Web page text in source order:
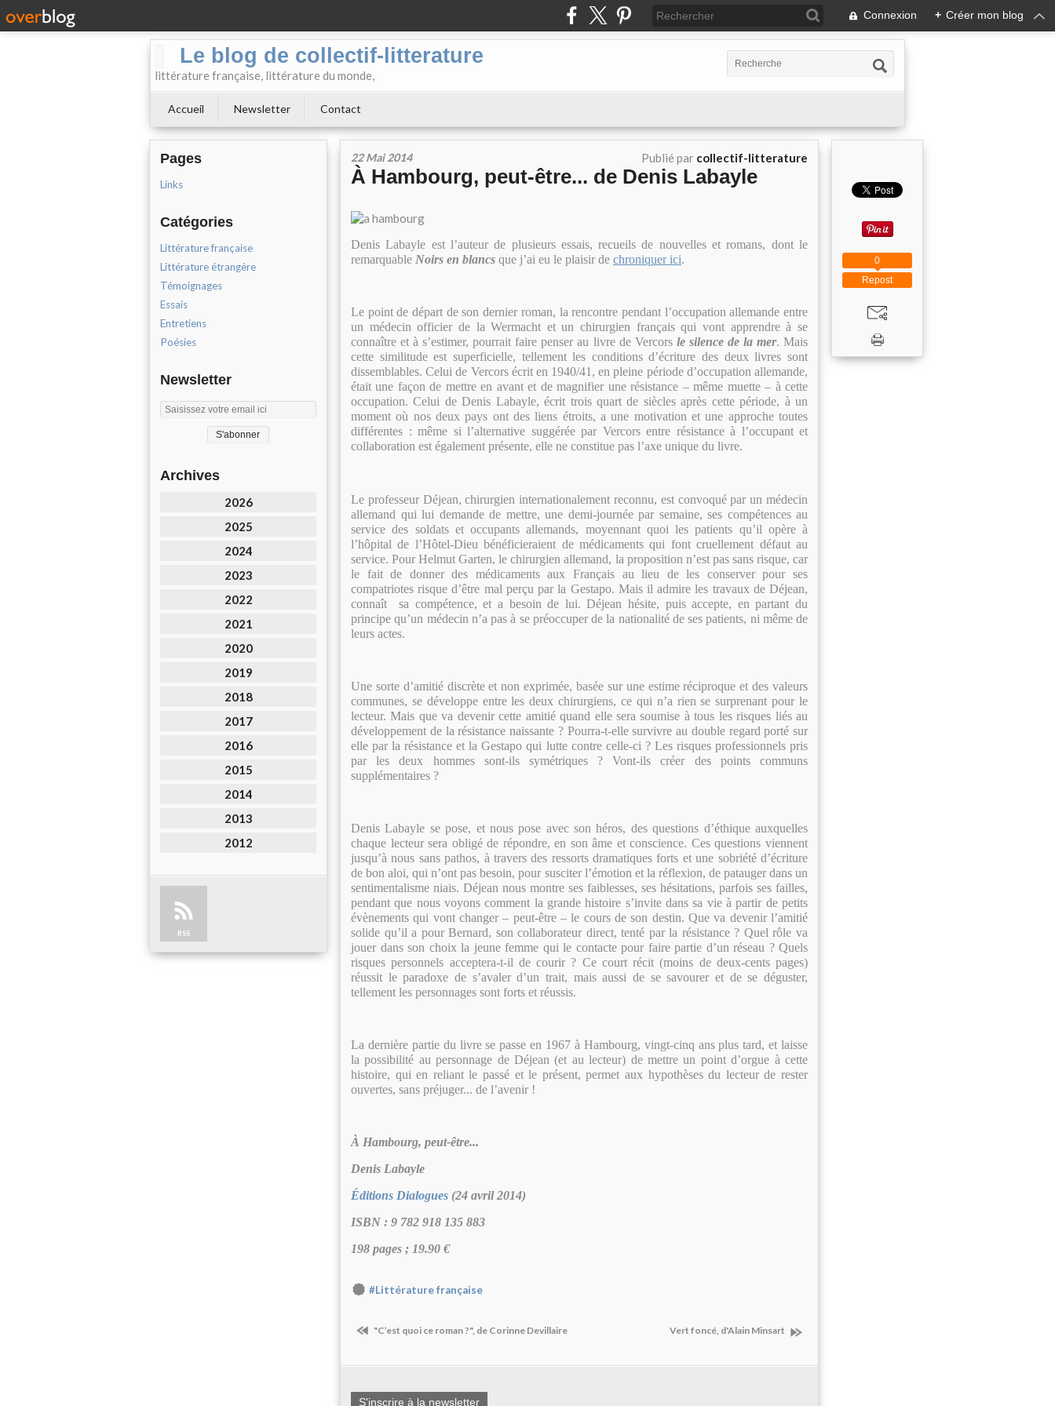
Connexion + Créer mon blog
Le blog de collectif-litterature
littérature française, littérature du monde,
Accueil Newsletter Contact
Pages
Links
Catégories
Littérature française
Littérature étrangère
Témoignages
Essais
Entretiens
Poésies
Newsletter
Archives
2026
2025
2024
2023
2022
2021
2020
2019
2018
2017
2016
2015
2014
2013
2012
RSS
22 Mai 2014 Publié par collectif-litterature
À Hambourg, peut-être... de Denis Labayle
Denis Labayle est l’auteur de plusieurs essais, recueils de nouvelles et romans, dont le
remarquable Noirs en blancs que j’ai eu le plaisir de chroniquer ici.
Le point de départ de son dernier roman, la rencontre pendant l’occupation allemande entre
un médecin officier de la Wermacht et un chirurgien français qui vont apprendre à se
connaître et à s’estimer, pourrait faire penser au livre de Vercors le silence de la mer. Mais
cette similitude est superficielle, tellement les conditions d’écriture des deux livres sont
dissemblables. Celui de Vercors écrit en 1940/41, en pleine période d’occupation allemande,
était une façon de mettre en avant et de magnifier une résistance – même muette – à cette
occupation. Celui de Denis Labayle, écrit trois quart de siècles après cette période, à un
moment où nos deux pays ont des liens étroits, a une motivation et une approche toutes
différentes : même si l’alternative suggérée par Vercors entre résistance à l’occupant et
collaboration est également présente, elle ne constitue pas l’axe unique du livre.
Le professeur Déjean, chirurgien internationalement reconnu, est convoqué par un médecin
allemand qui lui demande de mettre, une demi-journée par semaine, ses compétences au
service des soldats et occupants allemands, moyennant quoi les patients qu’il opère à
l’hôpital de l’Hôtel-Dieu bénéficieraient de médicaments qui font cruellement défaut au
service. Pour Helmut Garten, le chirurgien allemand, la proposition n’est pas sans risque, car
le fait de donner des médicaments aux Français au lieu de les conserver pour ses
compatriotes risque d’être mal perçu par la Gestapo. Mais il admire les travaux de Déjean,
connaît sa compétence, et a besoin de lui. Déjean hésite, puis accepte, en partant du
principe qu’un médecin n’a pas à se préoccuper de la nationalité de ses patients, ni même de
leurs actes.
Une sorte d’amitié discrète et non exprimée, basée sur une estime réciproque et des valeurs
communes, se développe entre les deux chirurgiens, ce qui n’a rien se surprenant pour le
lecteur. Mais que va devenir cette amitié quand elle sera soumise à tous les risques liés au
développement de la résistance naissante ? Pourra-t-elle survivre au double regard porté sur
elle par la résistance et la Gestapo qui lutte contre celle-ci ? Les risques professionnels pris
par les deux hommes sont-ils symétriques ? Vont-ils créer des points communs
supplémentaires ?
Denis Labayle se pose, et nous pose avec son héros, des questions d’éthique auxquelles
chaque lecteur sera obligé de répondre, en son âme et conscience. Ces questions viennent
jusqu’à nous sans pathos, à travers des ressorts dramatiques forts et une sobriété d’écriture
de bon aloi, qui n’ont pas besoin, pour susciter l’émotion et la réflexion, de patauger dans un
sentimentalisme niais. Déjean nous montre ses faiblesses, ses hésitations, parfois ses failles,
pendant que nous voyons comment la grande histoire s’invite dans sa vie à partir de petits
évènements qui vont changer – peut-être – le cours de son destin. Que va devenir l’amitié
solide qu’il a pour Bernard, son collaborateur direct, tenté par la résistance ? Quel rôle va
jouer dans son choix la jeune femme qui le contacte pour faire partie d’un réseau ? Quels
risques personnels acceptera-t-il de courir ? Ce court récit (moins de deux-cents pages)
réussit le paradoxe de s’avaler d’un trait, mais aussi de se savourer et de se déguster,
tellement les personnages sont forts et réussis.
La dernière partie du livre se passe en 1967 à Hambourg, vingt-cinq ans plus tard, et laisse
la possibilité au personnage de Déjean (et au lecteur) de mettre un point d’orgue à cette
histoire, qui en reliant le passé et le présent, permet aux hypothèses du lecteur de rester
ouvertes, sans préjuger... de l’avenir !
À Hambourg, peut-être...
Denis Labayle
Éditions Dialogues (24 avril 2014)
ISBN : 9 782 918 135 883
198 pages ; 19.90 €
#Littérature française
"C’est quoi ce roman ?", de Corinne Devillaire Vert foncé, d'Alain Minsart
S'inscrire à la newsletter
Repost
0